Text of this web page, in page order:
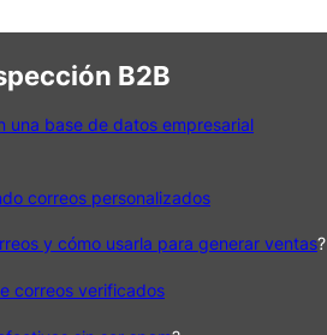
B2B
una base de datos empresarial
correos personalizados
y cómo usarla para generar ventas?
correos verificados